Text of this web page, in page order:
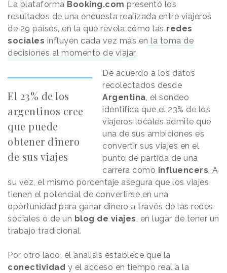
La plataforma Booking.com presentó los
resultados de una encuesta realizada entre viajeros
de 29 países, en la que revela cómo las redes
sociales influyen cada vez más en la toma de
decisiones al momento de viajar.
El 23% de los
argentinos cree
que puede
obtener dinero
de sus viajes
De acuerdo a los datos
recolectados desde
Argentina, el sondeo
identifica que el 23% de los
viajeros locales admite que
una de sus ambiciones es
convertir sus viajes en el
punto de partida de una
carrera como influencers. A
su vez, el mismo porcentaje asegura que los viajes
tienen el potencial de convertirse en una
oportunidad para ganar dinero a través de las redes
sociales o de un blog de viajes, en lugar de tener un
trabajo tradicional.
Por otro lado, el análisis establece que la
conectividad y el acceso en tiempo real a la